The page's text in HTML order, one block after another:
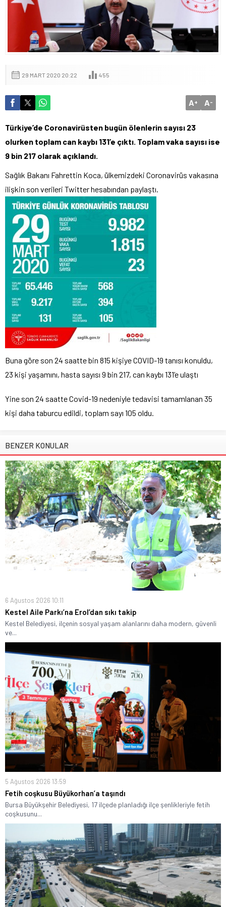
29 MART 2020 20:22 455
A+ A-
Türkiye’de Coronavirüsten bugün ölenlerin sayısı 23
olurken toplam can kaybı 131’e çıktı. Toplam vaka sayısı ise
9 bin 217 olarak açıklandı.
Sağlık Bakanı Fahrettin Koca, ülkemizdeki Coronavirüs vakasına
ilişkin son verileri Twitter hesabından paylaştı.
Buna göre son 24 saatte bin 815 kişiye COVID-19 tanısı konuldu,
23 kişi yaşamını, hasta sayısı 9 bin 217, can kaybı 131’e ulaştı
Yine son 24 saatte Covid-19 nedeniyle tedavisi tamamlanan 35
kişi daha taburcu edildi, toplam sayı 105 oldu.
BENZER KONULAR
6 Ağustos 2026 10:11
Kestel Aile Parkı’na Erol’dan sıkı takip
Kestel Belediyesi, ilçenin sosyal yaşam alanlarını daha modern, güvenli
ve...
5 Ağustos 2026 13:59
Fetih coşkusu Büyükorhan’a taşındı
Bursa Büyükşehir Belediyesi, 17 ilçede planladığı ilçe şenlikleriyle fetih
coşkusunu...